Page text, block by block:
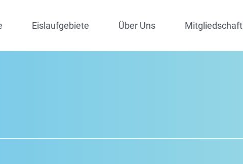
Eislaufgebiete Über Uns Mitgliedschaft